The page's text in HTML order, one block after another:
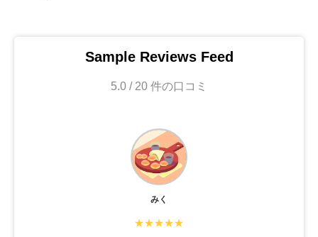
Sample Reviews Feed
5.0 / 20 件の口コミ
みく
★★★★★